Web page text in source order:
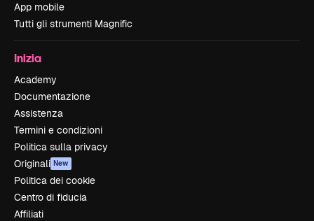
App mobile
Tutti gli strumenti Magnific
Inizia
Academy
Documentazione
Assistenza
Termini e condizioni
Politica sulla privacy
Originali New
Politica dei cookie
Centro di fiducia
Affiliati